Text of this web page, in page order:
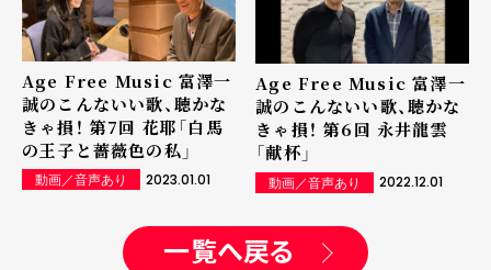
Age Free Music 富澤一
誠のこんないい歌、聴かな
きゃ損！ 第7回 花耶「白馬
の王子と薔薇色の私」
動画／音声あり 2023.01.01
Age Free Music 富澤一
誠のこんないい歌、聴かな
きゃ損！ 第6回 永井龍雲
「献杯」
動画／音声あり 2022.12.01
一覧へ戻る